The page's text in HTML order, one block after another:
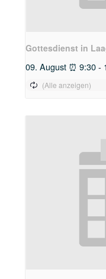
Gottesdienst in
09. August ⏰ 9:30 -